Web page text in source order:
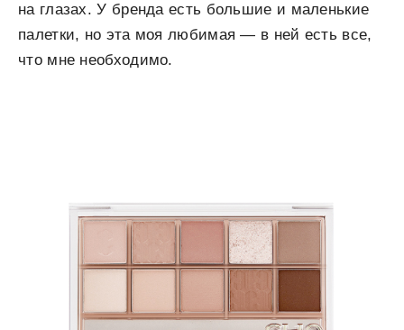
на глазах. У бренда есть большие и маленькие
палетки, но эта моя любимая — в ней есть все,
что мне необходимо.